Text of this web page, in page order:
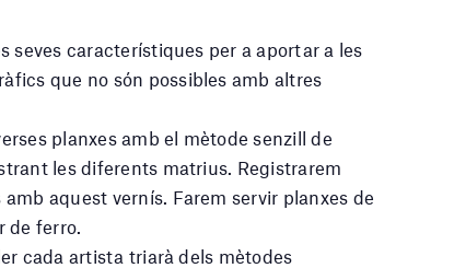
seves característiques per a aportar a les
que no són possibles amb altres
planxes amb el mètode senzill de
les diferents matrius. Registrarem
aquest vernís. Farem servir planxes de
de ferro.
cada artista triarà dels mètodes